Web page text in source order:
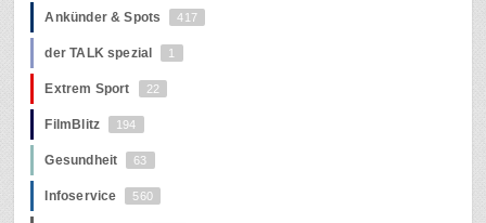
Ankünder & Spots 417
der TALK spezial 1
Extrem Sport 22
FilmBlitz 194
Gesundheit 63
Infoservice 560